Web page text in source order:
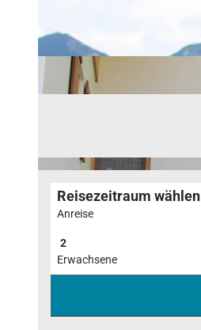
Reisezeitraum wählen
Anreise
Erwachsene